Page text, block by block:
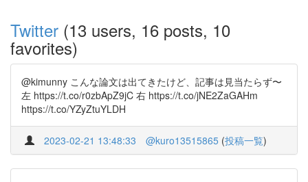
Twitter (13 users, 16 posts, 10
favorites)
@kimunny こんな論文は出てきたけど、記事は見当たらず〜
左 https://t.co/r0zbApZ9jC 右 https://t.co/jNE2ZaGAHm
https://t.co/YZyZtuYLDH
2023-02-21 13:48:33 @kuro13515865 (投稿一覧)